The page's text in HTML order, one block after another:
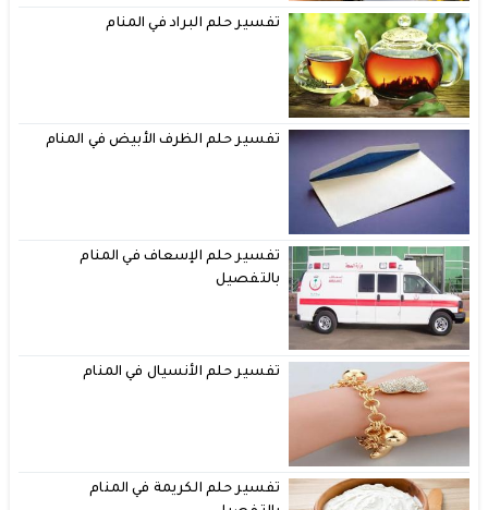
تفسير حلم البراد في المنام
تفسير حلم الظرف الأبيض في المنام
تفسير حلم الإسعاف في المنام
بالتفصيل
تفسير حلم الأنسيال في المنام
تفسير حلم الكريمة في المنام